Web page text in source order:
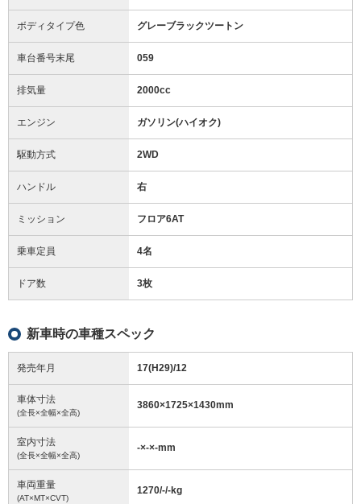
ボディタイプ色 グレーブラックツートン
車台番号末尾 059
排気量 2000cc
エンジン ガソリン(ハイオク)
駆動方式 2WD
ハンドル 右
ミッション フロア6AT
乗車定員 4名
ドア数 3枚
新車時の車種スペック
発売年月 17(H29)/12
車体寸法
(全長×全幅×全高)
3860×1725×1430mm
室内寸法
(全長×全幅×全高)
-×-×-mm
車両重量
(AT×MT×CVT)
1270/-/-kg